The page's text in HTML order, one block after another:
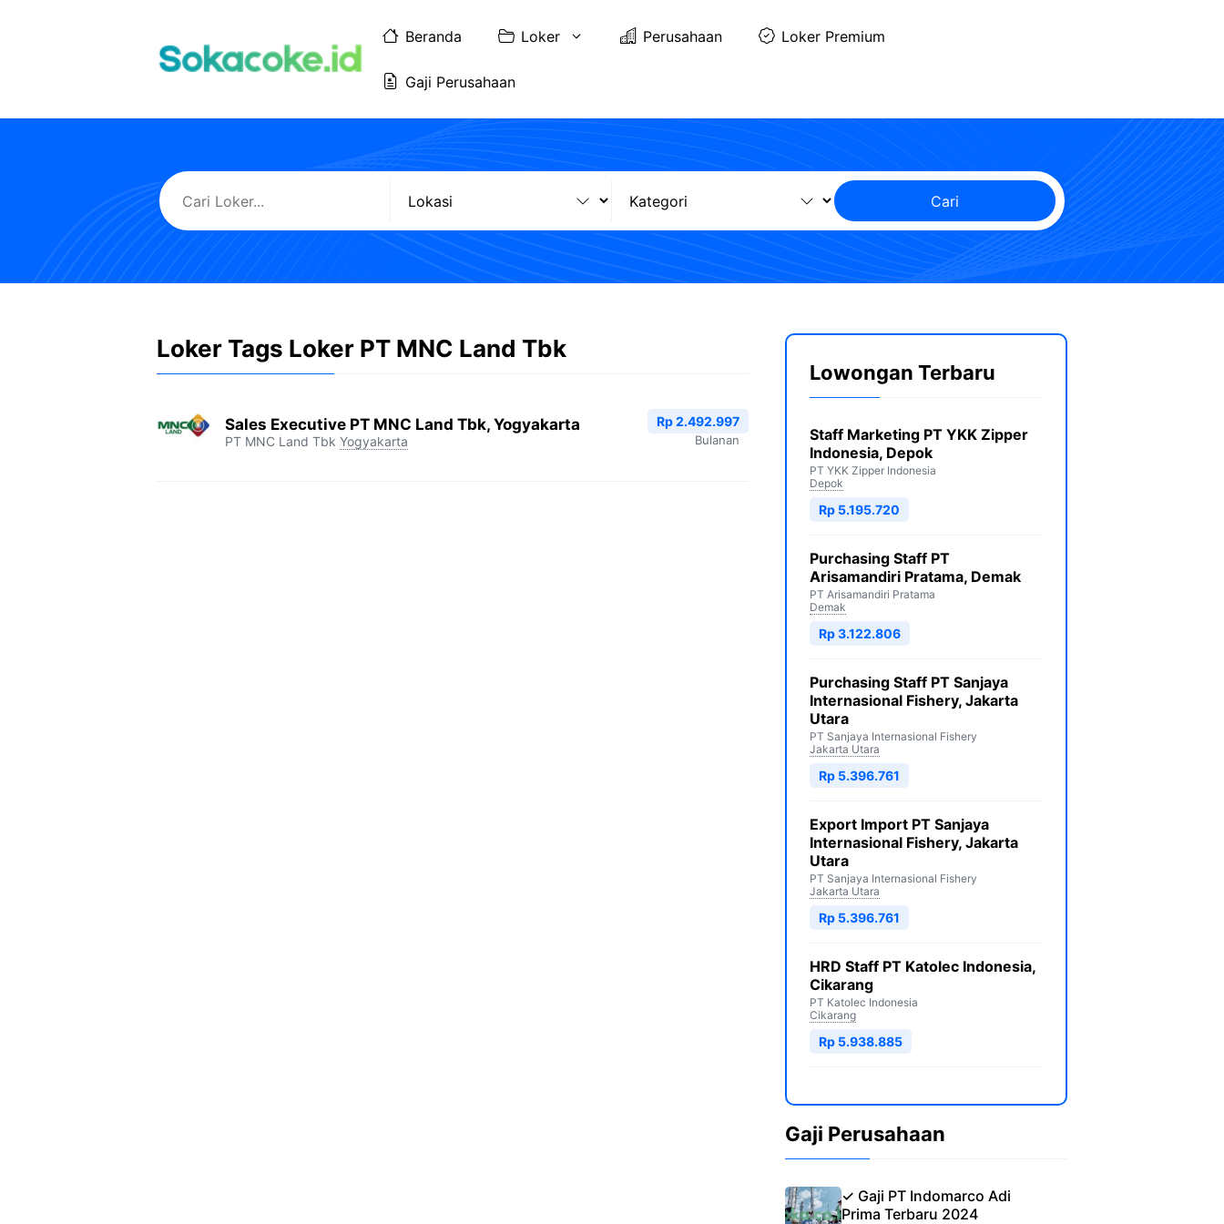
Beranda Loker Perusahaan Loker Premium
Gaji Perusahaan
Cari
Loker Tags Loker PT MNC Land Tbk
Sales Executive PT MNC Land Tbk, Yogyakarta
PT MNC Land Tbk Yogyakarta
Rp 2.492.997
Bulanan
Lowongan Terbaru
Staff Marketing PT YKK Zipper
Indonesia, Depok
PT YKK Zipper Indonesia
Depok
Rp 5.195.720
Purchasing Staff PT
Arisamandiri Pratama, Demak
PT Arisamandiri Pratama
Demak
Rp 3.122.806
Purchasing Staff PT Sanjaya
Internasional Fishery, Jakarta
Utara
PT Sanjaya Internasional Fishery
Jakarta Utara
Rp 5.396.761
Export Import PT Sanjaya
Internasional Fishery, Jakarta
Utara
PT Sanjaya Internasional Fishery
Jakarta Utara
Rp 5.396.761
HRD Staff PT Katolec Indonesia,
Cikarang
PT Katolec Indonesia
Cikarang
Rp 5.938.885
Gaji Perusahaan
✓ Gaji PT Indomarco Adi
Prima Terbaru 2024